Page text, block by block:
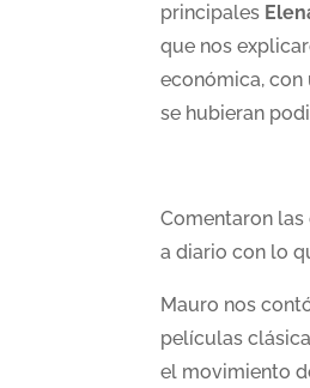
principales
que nos
económica,
se hubieran
Comentaron
a diario con lo
Mauro nos
películas
el movimiento